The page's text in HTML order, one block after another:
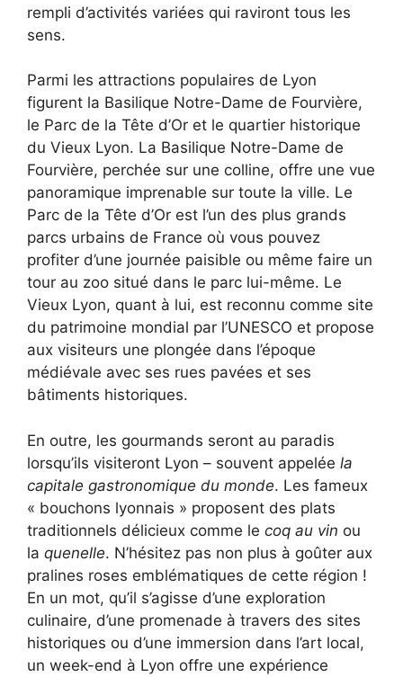
rempli d’activités variées qui raviront tous les
sens.
Parmi les attractions populaires de Lyon
figurent la Basilique Notre-Dame de Fourvière,
le Parc de la Tête d’Or et le quartier historique
du Vieux Lyon. La Basilique Notre-Dame de
Fourvière, perchée sur une colline, offre une vue
panoramique imprenable sur toute la ville. Le
Parc de la Tête d’Or est l’un des plus grands
parcs urbains de France où vous pouvez
profiter d’une journée paisible ou même faire un
tour au zoo situé dans le parc lui-même. Le
Vieux Lyon, quant à lui, est reconnu comme site
du patrimoine mondial par l’UNESCO et propose
aux visiteurs une plongée dans l’époque
médiévale avec ses rues pavées et ses
bâtiments historiques.
En outre, les gourmands seront au paradis
lorsqu’ils visiteront Lyon – souvent appelée la
capitale gastronomique du monde. Les fameux
« bouchons lyonnais » proposent des plats
traditionnels délicieux comme le coq au vin ou
la quenelle. N’hésitez pas non plus à goûter aux
pralines roses emblématiques de cette région !
En un mot, qu’il s’agisse d’une exploration
culinaire, d’une promenade à travers des sites
historiques ou d’une immersion dans l’art local,
un week-end à Lyon offre une expérience